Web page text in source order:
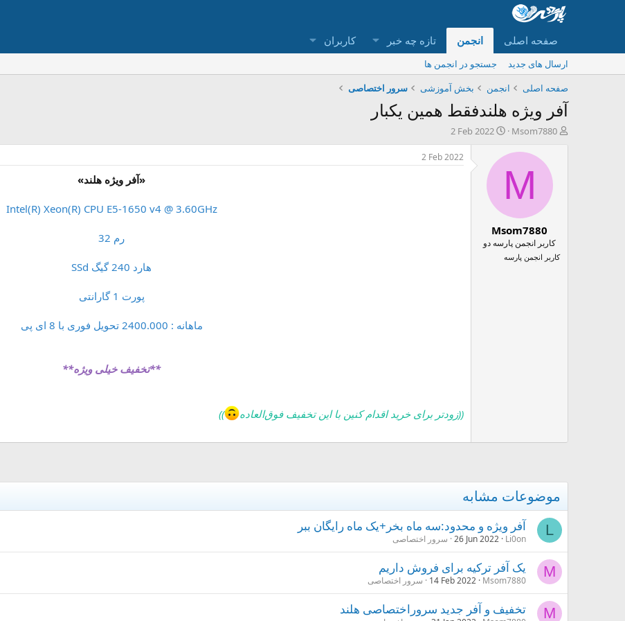
صفحه اصلی انجمن تازه چه خبر کاربران
ارسال های جدید
جستجو در انجمن ها
صفحه اصلی
انجمن بخش آموزشی سرور اختصاصی
آفر ویژه هلندفقط همین یکبار
ش
م
و
Msom7880
ت
ی
ش
ر
ع
2 Feb 2022
M
Msom7880
کاربر انجمن پارسه دو
کاربر انجمن پارسه
2 Feb 2022
«آفر ویژه هلند»
Intel(R) Xeon(R) CPU E5-1650 v4 @ 3.60GHz
رم 32
هارد 240 گیگ SSd
پورت 1 گارانتی
ماهانه : 2400.000 تحویل فوری با 8 ای پی
**تخفیف خیلی ویژه**
((زودتر برای خرید اقدام کنین با این تخفیف فوق‌العاده‌ ))
موضوعات مشابه
L آفر ویژه و محدود:سه ماه بخر+یک ماه رایگان ببر
Li0on
26 Jun 2022 سرور اختصاصی
M یک آفر ترکیه برای فروش داریم
Msom7880
14 Feb 2022 سرور اختصاصی
M تخفیف و آفر جدید سروراختصاصی هلند